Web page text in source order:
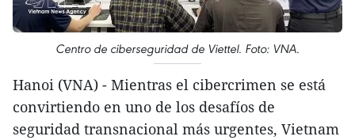
Centro de ciberseguridad de Viettel. Foto: VNA.
Hanoi (VNA) - Mientras el cibercrimen se está
convirtiendo en uno de los desafíos de
seguridad transnacional más urgentes, Vietnam